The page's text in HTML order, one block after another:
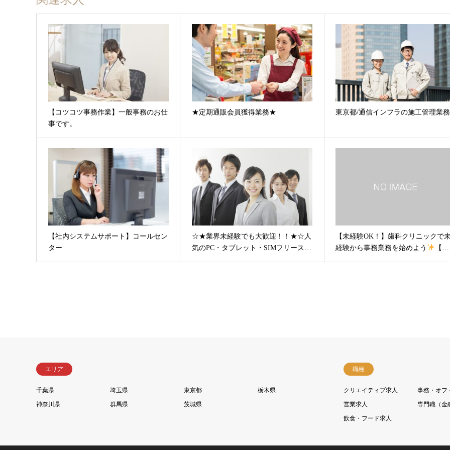
【コツコツ事務作業】一般事務のお仕
事です。
★定期通販会員獲得業務★ 東京都/通信インフラの施工管理業務
【社内システムサポート】コールセン
ター
☆★業界未経験でも大歓迎！！★☆人
気のPC・タブレット・SIMフリース…
【未経験OK！】歯科クリニックで
経験から事務業務を始めよう
【…
エリア
千葉県 埼玉県 東京都
栃木県
神奈川県
群馬県 茨城県
職種
クリエイティブ求人
事務・オフ
営業求人
専門職（金
飲食・フード求人